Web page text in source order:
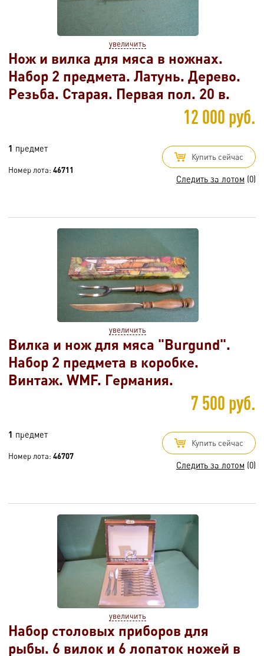
увеличить
Нож и вилка для мяса в ножнах.
Набор 2 предмета. Латунь. Дерево.
Резьба. Старая. Первая пол. 20 в.
12 000 руб.
1 предмет
Номер лота: 46711
Купить сейчас
Следить за лотом (0)
увеличить
Вилка и нож для мяса "Burgund".
Набор 2 предмета в коробке.
Винтаж. WMF. Германия.
7 500 руб.
1 предмет
Номер лота: 46707
Купить сейчас
Следить за лотом (0)
увеличить
Набор столовых приборов для
рыбы. 6 вилок и 6 лопаток ножей в